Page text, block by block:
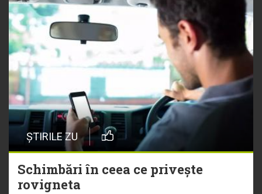
ȘTIRILE ZU
Schimbări în ceea ce privește
rovigneta